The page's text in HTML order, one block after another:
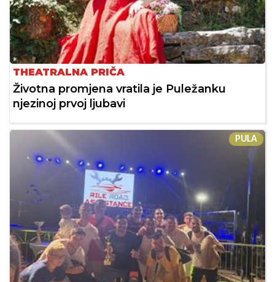
THEATRALNA PRIČA
Životna promjena vratila je Puležanku
njezinoj prvoj ljubavi
PULA